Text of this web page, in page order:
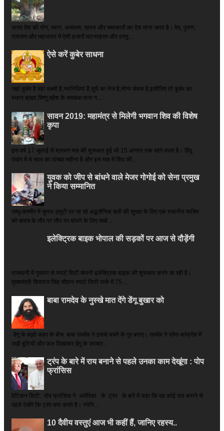
भारत देश को योग, ध्यान, अध्यात्म, रहस्य और चमत्कारों का देश माना जाता है। वेद, पुराण,
रामायण और महाभारत में ऐसी हजारों घटनाक्रम और वस्तु...
ऐसे करें कुबेर साधना
जहां कुबेर है­ वहां लक्ष्मी है,नवनिधियां हैं,सूर्य का तेज है,योग्य सेवक है,इसीलिए तो कुबेर का
स्थान ब्रह्मा,विष्णु,महेश के समकक्ष माना ग...
सावन 2019: महामंत्र से मिलेगी भगवान शिव की विशेष
कृपा
इस वर्ष 17 जुलाई से श्रावण माह की शुरुआत हुई जो 15 अगस्त तक रहने वाला है। हिंदू
पंचांग में ये साल का पांचवा महीना है और इस माह में शिव की...
युवक को जीप से बांधने वाले मेजर गोगोई को सेना प्रमुख
ने किया सम्‍मानित
जम्मू-कश्मीर में चुनाव ड्यूटी पर जा रहे अद्धसैनिक बलों की सुरक्षा के लिए एक स्थानीय व्यक्ति
को कवच के तौर पर जीप पर बांधने के लिए चर्चा ...
इलेक्ट्रिक बाइक भोपाल की सड़कों पर आज से दौड़ेंगी
राजधानी में गुरुवार से स्मार्ट सिटी कंपनी इलेक्ट्रिक बाइक की शुरुआत करने जा रही है।
मुख्यमंत्री शिवराज सिंह चौहान स्मार्ट सिटी पार्क में 75 ...
बाबा रामदेव के नुस्खे मात देंगे डेंगू बुखार को
डेंगू के बढ़ते कहर के बीच बाबा रामदेव ने इससे बचने के गुर बताए। रामदेव ने प्रेस कांफ्रेंस में
जड़ी बूटियों और फल दिखाकर डेंगू के उपचार...
ट्रंप के बारे में राय बनाने से पहले उनका काम देखूंगा : पोप
फ्रांसिस
वेटिकन सिटी: पोप फ्रांसिस ने अमेरिका के ट्रंप के बारे में कहा कि वह कोई राय बनाने से
पहले देखेंगे कि ट्रंप क्या करते हैं। स्पेनि...
10 दैवीय वस्तुएं आज भी कहीं हैं, जानिए रहस्य..